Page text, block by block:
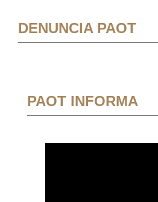
DENUNCIA PAOT
PAOT INFORMA